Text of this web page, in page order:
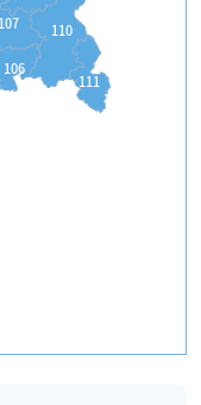
106
107 110
111